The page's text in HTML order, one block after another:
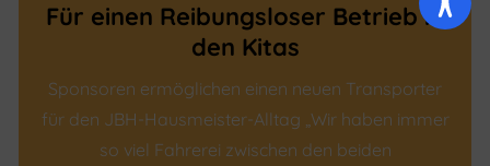
Für einen Reibungsloser Betrieb in
den Kitas
Sponsoren ermöglichen einen neuen Transporter
für den JBH-Hausmeister-Alltag „Wir haben immer
so viel Fahrerei zwischen den beiden